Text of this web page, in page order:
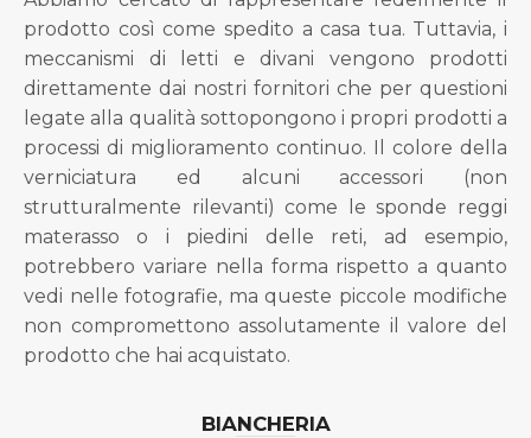
prodotto così come spedito a casa tua. Tuttavia, i
meccanismi di letti e divani vengono prodotti
direttamente dai nostri fornitori che per questioni
legate alla qualità sottopongono i propri prodotti a
processi di miglioramento continuo. Il colore della
verniciatura ed alcuni accessori (non
strutturalmente rilevanti) come le sponde reggi
materasso o i piedini delle reti, ad esempio,
potrebbero variare nella forma rispetto a quanto
vedi nelle fotografie, ma queste piccole modifiche
non compromettono assolutamente il valore del
prodotto che hai acquistato.
BIANCHERIA